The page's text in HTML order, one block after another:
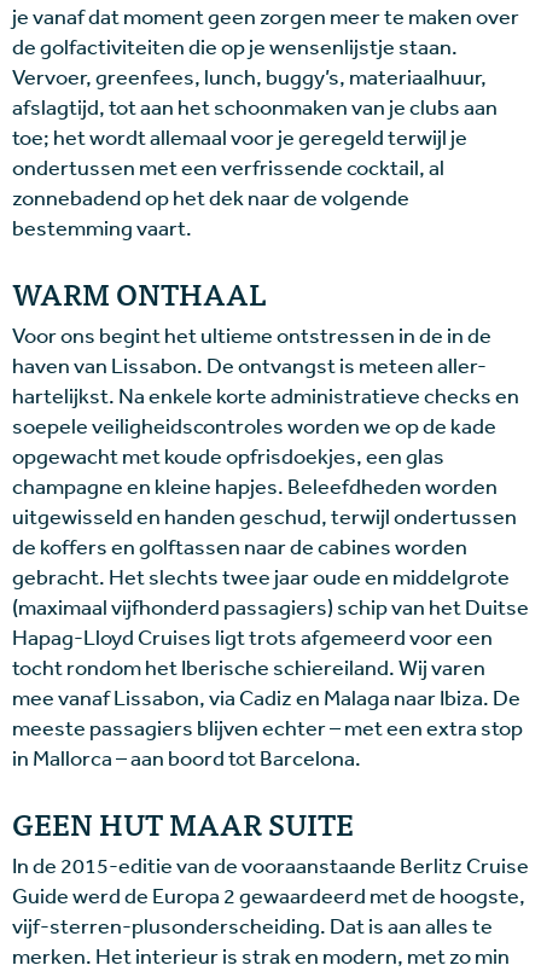
je vanaf dat moment geen zorgen meer te maken over
de golfactiviteiten die op je wensenlijstje staan.
Vervoer, greenfees, lunch, buggy’s, materiaalhuur,
afslagtijd, tot aan het schoonmaken van je clubs aan
toe; het wordt allemaal voor je geregeld terwijl je
ondertussen met een verfrissende cocktail, al
zonnebadend op het dek naar de volgende
bestemming vaart.
WARM ONTHAAL
Voor ons begint het ultieme ontstressen in de in de
haven van Lissabon. De ontvangst is meteen aller-
hartelijkst. Na enkele korte administratieve checks en
soepele veiligheidscontroles worden we op de kade
opgewacht met koude opfrisdoekjes, een glas
champagne en kleine hapjes. Beleefdheden worden
uitgewisseld en handen geschud, terwijl ondertussen
de koffers en golftassen naar de cabines worden
gebracht. Het slechts twee jaar oude en middelgrote
(maximaal vijfhonderd passagiers) schip van het Duitse
Hapag-Lloyd Cruises ligt trots afgemeerd voor een
tocht rondom het Iberische schiereiland. Wij varen
mee vanaf Lissabon, via Cadiz en Malaga naar Ibiza. De
meeste passagiers blijven echter – met een extra stop
in Mallorca – aan boord tot Barcelona.
GEEN HUT MAAR SUITE
In de 2015-editie van de vooraanstaande Berlitz Cruise
Guide werd de Europa 2 gewaardeerd met de hoogste,
vijf-sterren-plusonderscheiding. Dat is aan alles te
merken. Het interieur is strak en modern, met zo min